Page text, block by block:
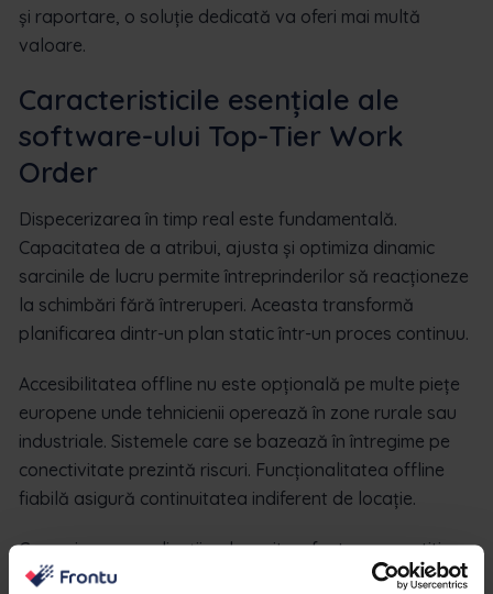
și raportare, o soluție dedicată va oferi mai multă
valoare.
Caracteristicile esențiale ale
software-ului Top-Tier Work
Order
Dispecerizarea în timp real este fundamentală.
Capacitatea de a atribui, ajusta și optimiza dinamic
sarcinile de lucru permite întreprinderilor să reacționeze
la schimbări fără întreruperi. Aceasta transformă
planificarea dintr-un plan static într-un proces continuu.
Accesibilitatea offline nu este opțională pe multe piețe
europene unde tehnicienii operează în zone rurale sau
industriale. Sistemele care se bazează în întregime pe
conectivitate prezintă riscuri. Funcționalitatea offline
fiabilă asigură continuitatea indiferent de locație.
Comunicarea cu clienții a devenit un factor competitiv.
Un portal încorporat sau actualizările automate mențin